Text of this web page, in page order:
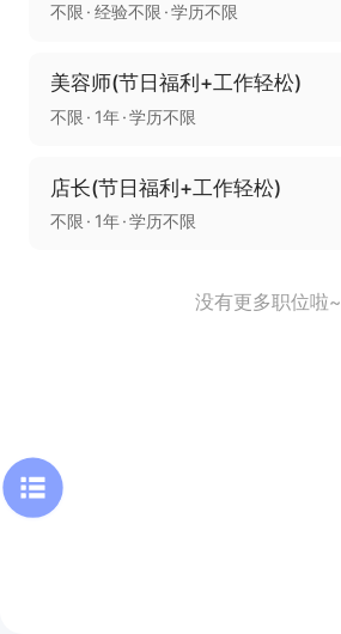
不限 经验不限 学历不限
美容师(节日福利+工作轻松)
不限 1年 学历不限
店长(节日福利+工作轻松)
不限 1年 学历不限
没有更多职位啦~